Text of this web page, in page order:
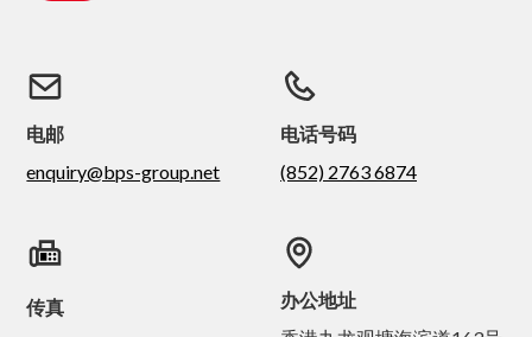
电邮
enquiry@bps-group.net
电话号码
(852) 2763 6874
传真
办公地址